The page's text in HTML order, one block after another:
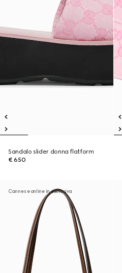
Sandalo slider donna flatform
€ 650
Cannes e online in esclusiva